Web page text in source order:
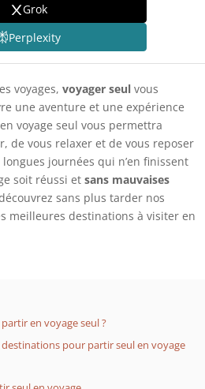
Grok
Perplexity
voyages, voyager seul vous
une aventure et une expérience
voyage seul vous permettra
de vous relaxer et de vous reposer
journées qui n’en finissent
soit réussi et sans mauvaises
sans plus tarder nos
meilleures destinations à visiter en
en voyage seul ?
pour partir seul en voyage